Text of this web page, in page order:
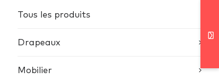
Tous les produits
Drapeaux
Mobilier